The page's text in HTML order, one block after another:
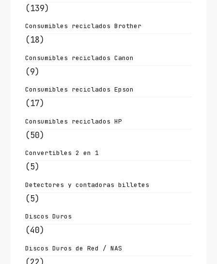
(139)
Consumibles reciclados Brother
(18)
Consumibles reciclados Canon
(9)
Consumibles reciclados Epson
(17)
Consumibles reciclados HP
(50)
Convertibles 2 en 1
(5)
Detectores y contadoras billetes
(5)
Discos Duros
(40)
Discos Duros de Red / NAS